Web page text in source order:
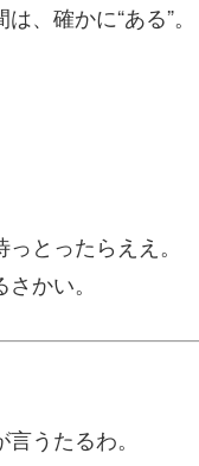
、確かに“ある”。
とったらええ。
かい。
うたるわ。